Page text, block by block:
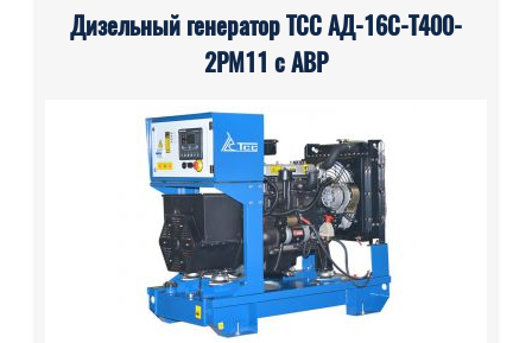
Дизельный генератор ТСС АД-16С-Т400-
2РМ11 с АВР